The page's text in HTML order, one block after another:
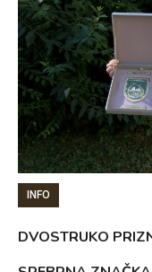
INFO
DVOSTRUKO